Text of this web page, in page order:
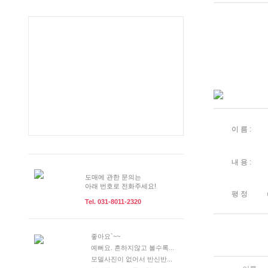
도매에 관한 문의는
아래 번호로 전화주세요!
Tel. 031-8011-2320
좋아요`~~
예뻐요. 흔하지않고 볼수록...
모델사진이 없어서 반신반...
이 름 :
내 용 :
평 정